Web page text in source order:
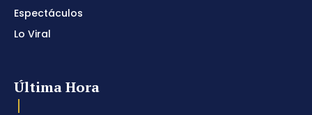
Espectáculos
Lo Viral
Última Hora